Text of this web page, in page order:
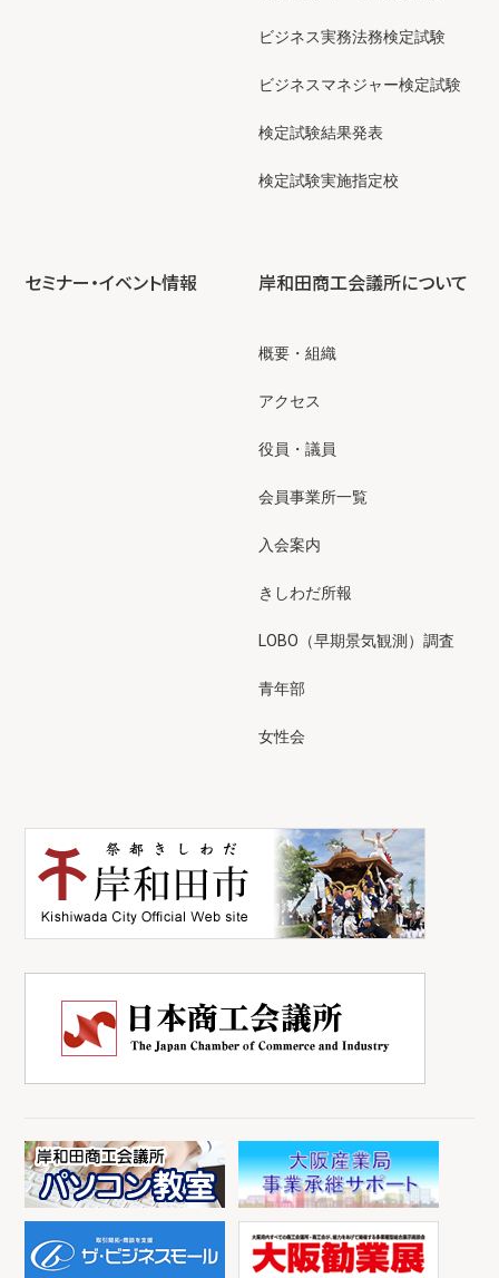
ビジネス実務法務検定試験
ビジネスマネジャー検定試験
検定試験結果発表
検定試験実施指定校
セミナー・イベント情報 岸和田商工会議所について
概要・組織
アクセス
役員・議員
会員事業所一覧
入会案内
きしわだ所報
LOBO（早期景気観測）調査
青年部
女性会